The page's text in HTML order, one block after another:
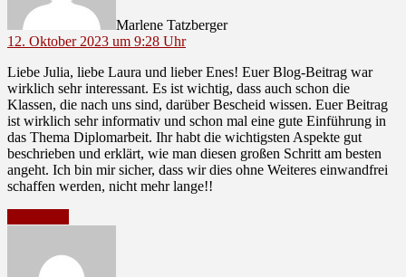
Marlene Tatzberger
12. Oktober 2023 um 9:28 Uhr
Liebe Julia, liebe Laura und lieber Enes! Euer Blog-Beitrag war
wirklich sehr interessant. Es ist wichtig, dass auch schon die
Klassen, die nach uns sind, darüber Bescheid wissen. Euer Beitrag
ist wirklich sehr informativ und schon mal eine gute Einführung in
das Thema Diplomarbeit. Ihr habt die wichtigsten Aspekte gut
beschrieben und erklärt, wie man diesen großen Schritt am besten
angeht. Ich bin mir sicher, dass wir dies ohne Weiteres einwandfrei
schaffen werden, nicht mehr lange!!